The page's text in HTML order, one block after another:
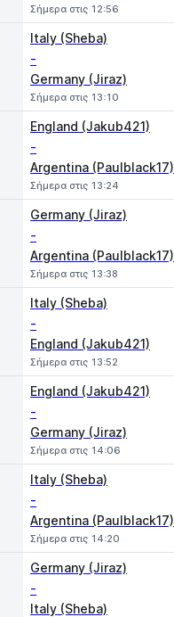
Σήμερα στις 12:56
Italy (Sheba)
-
Germany (Jiraz)
Σήμερα στις 13:10
England (Jakub421)
-
Argentina (Paulblack17)
Σήμερα στις 13:24
Germany (Jiraz)
-
Argentina (Paulblack17)
Σήμερα στις 13:38
Italy (Sheba)
-
England (Jakub421)
Σήμερα στις 13:52
England (Jakub421)
-
Germany (Jiraz)
Σήμερα στις 14:06
Italy (Sheba)
-
Argentina (Paulblack17)
Σήμερα στις 14:20
Germany (Jiraz)
-
Italy (Sheba)